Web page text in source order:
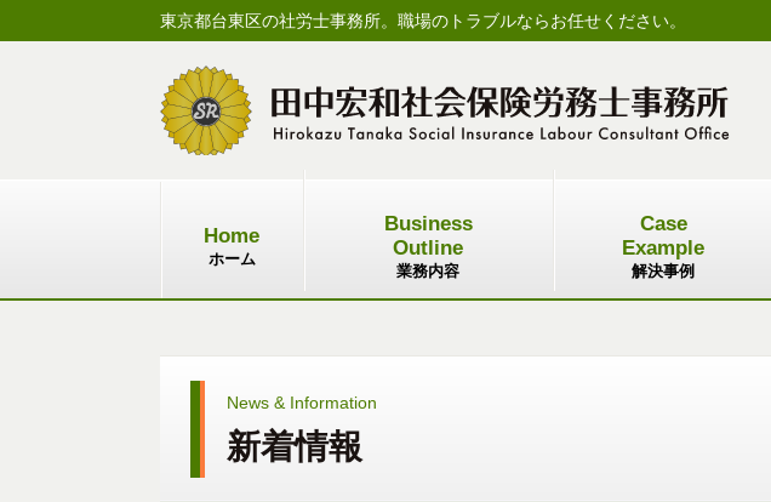
東京都台東区の社労士事務所。職場のトラブルならお任せください。
Home
ホーム
Business
Outline
業務内容
Case
Example
解決事例
News & Information
新着情報